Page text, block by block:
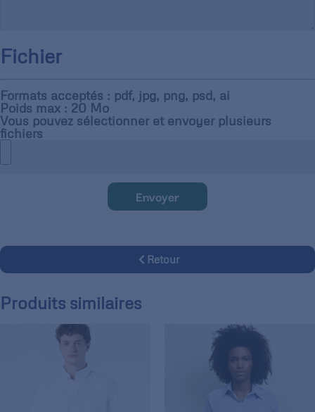
Fichier
Formats acceptés : pdf, jpg, png, psd, ai
Poids max : 20 Mo
Vous pouvez sélectionner et envoyer plusieurs
fichiers
Envoyer
Retour
Produits similaires